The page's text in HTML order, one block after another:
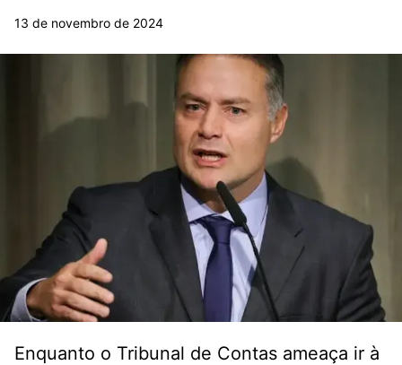
13 de novembro de 2024
Enquanto o Tribunal de Contas ameaça ir à